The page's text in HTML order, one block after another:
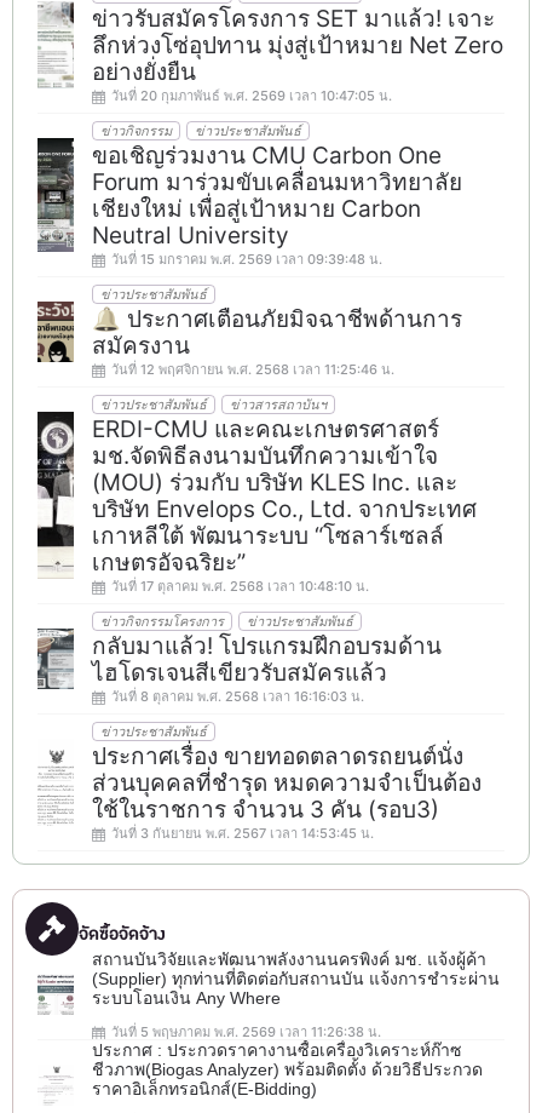
ข่าวรับสมัครโครงการ SET มาแล้ว! เจาะ
ลึกห่วงโซ่อุปทาน มุ่งสู่เป้าหมาย Net Zero
อย่างยั่งยืน
วันที่ 20 กุมภาพันธ์ พ.ศ. 2569 เวลา 10:47:05 น.
ข่าวกิจกรรม ข่าวประชาสัมพันธ์
ขอเชิญร่วมงาน CMU Carbon One
Forum มาร่วมขับเคลื่อนมหาวิทยาลัย
เชียงใหม่ เพื่อสู่เป้าหมาย Carbon
Neutral University
วันที่ 15 มกราคม พ.ศ. 2569 เวลา 09:39:48 น.
ข่าวประชาสัมพันธ์
🔔 ประกาศเตือนภัยมิจฉาชีพด้านการ
สมัครงาน
วันที่ 12 พฤศจิกายน พ.ศ. 2568 เวลา 11:25:46 น.
ข่าวประชาสัมพันธ์ ข่าวสารสถาบันฯ
ERDI-CMU และคณะเกษตรศาสตร์
มช.จัดพิธีลงนามบันทึกความเข้าใจ
(MOU) ร่วมกับ บริษัท KLES Inc. และ
บริษัท Envelops Co., Ltd. จากประเทศ
เกาหลีใต้ พัฒนาระบบ “โซลาร์เซลล์
เกษตรอัจฉริยะ”
วันที่ 17 ตุลาคม พ.ศ. 2568 เวลา 10:48:10 น.
ข่าวกิจกรรมโครงการ ข่าวประชาสัมพันธ์
กลับมาแล้ว! โปรแกรมฝึกอบรมด้าน
ไฮโดรเจนสีเขียวรับสมัครแล้ว
วันที่ 8 ตุลาคม พ.ศ. 2568 เวลา 16:16:03 น.
ข่าวประชาสัมพันธ์
ประกาศเรื่อง ขายทอดตลาดรถยนต์นั่ง
ส่วนบุคคลที่ชำรุด หมดความจำเป็นต้อง
ใช้ในราชการ จำนวน 3 คัน (รอบ3)
วันที่ 3 กันยายน พ.ศ. 2567 เวลา 14:53:45 น.
จัดซื้อจัดจ้าง
สถานบันวิจัยและพัฒนาพลังงานนครพิงค์ มช. แจ้งผู้ค้า
(Supplier) ทุกท่านที่ติดต่อกับสถานบัน แจ้งการชำระผ่าน
ระบบโอนเงิน Any Where
วันที่ 5 พฤษภาคม พ.ศ. 2569 เวลา 11:26:38 น.
ประกาศ : ประกวดราคางานซื้อเครื่องวิเคราะห์ก๊าซ
ชีวภาพ(ฺBiogas Analyzer) พร้อมติดตั้ง ด้วยวิธีประกวด
ราคาอิเล็กทรอนิกส์(e-Bidding)